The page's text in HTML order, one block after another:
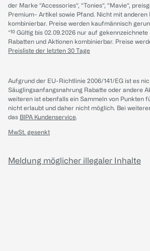
der Marke “Accessories“, “Tonies“, “Mavie“,
Premium- Artikel sowie Pfand. Nicht mit anderen
kombinierbar. Preise werden kaufmännisch
*¹⁰ Gültig bis 02.09.2026 nur auf
Rabatten und Aktionen kombinierbar. Preise
Preisliste der letzten 30 Tage
Aufgrund der EU-Richtlinie 2006/141/EG ist es
Säuglingsanfangsnahrung Rabatte oder andere
weiteren ist ebenfalls ein Sammeln von Punkten
nicht erlaubt und daher nicht möglich. Bei
das BIPA Kundenservice.
MwSt. gesenkt
Meldung möglicher illegaler Inhalte